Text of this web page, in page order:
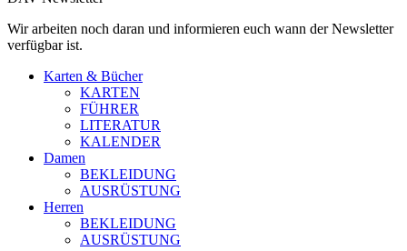
Wir arbeiten noch daran und informieren euch wann der Newsletter
verfügbar ist.
Karten & Bücher
KARTEN
FÜHRER
LITERATUR
KALENDER
Damen
BEKLEIDUNG
AUSRÜSTUNG
Herren
BEKLEIDUNG
AUSRÜSTUNG